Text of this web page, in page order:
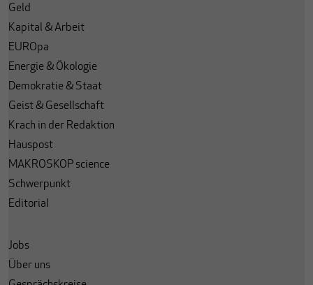
Geld
Kapital & Arbeit
EUROpa
Energie & Ökologie
Demokratie & Staat
Geist & Gesellschaft
Krach in der Redaktion
Hauspost
MAKROSKOP science
Schwerpunkt
Editorial
Jobs
Über uns